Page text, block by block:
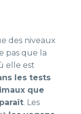
des niveaux
pas que la
elle est
les tests
que
. Les